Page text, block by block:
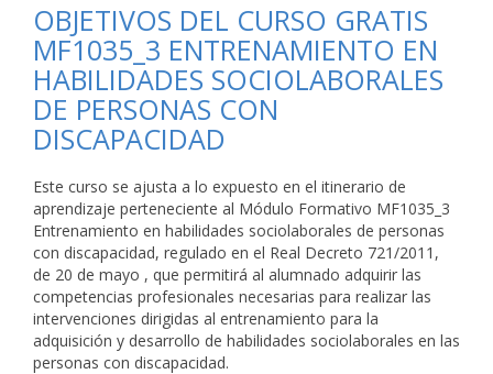
OBJETIVOS DEL CURSO GRATIS
MF1035_3 ENTRENAMIENTO EN
HABILIDADES SOCIOLABORALES
DE PERSONAS CON
DISCAPACIDAD
Este curso se ajusta a lo expuesto en el itinerario de
aprendizaje perteneciente al Módulo Formativo MF1035_3
Entrenamiento en habilidades sociolaborales de personas
con discapacidad, regulado en el Real Decreto 721/2011,
de 20 de mayo , que permitirá al alumnado adquirir las
competencias profesionales necesarias para realizar las
intervenciones dirigidas al entrenamiento para la
adquisición y desarrollo de habilidades sociolaborales en las
personas con discapacidad.